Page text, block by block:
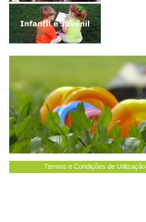
Termos e Condições de Utilização